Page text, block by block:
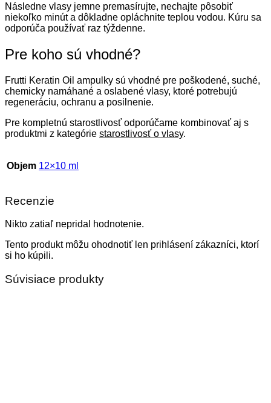
Následne vlasy jemne premasírujte, nechajte pôsobiť
niekoľko minút a dôkladne opláchnite teplou vodou. Kúru sa
odporúča používať raz týždenne.
Pre koho sú vhodné?
Frutti Keratin Oil ampulky sú vhodné pre poškodené, suché,
chemicky namáhané a oslabené vlasy, ktoré potrebujú
regeneráciu, ochranu a posilnenie.
Pre kompletnú starostlivosť odporúčame kombinovať aj s
produktmi z kategórie starostlivosť o vlasy.
Objem 12×10 ml
Recenzie
Nikto zatiaľ nepridal hodnotenie.
Tento produkt môžu ohodnotiť len prihlásení zákazníci, ktorí
si ho kúpili.
Súvisiace produkty